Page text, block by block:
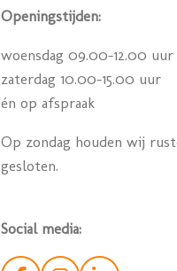
Openingstijden:
woensdag 09.00-12.00 uur
zaterdag 10.00-15.00 uur
én op afspraak
Op zondag houden wij
gesloten.
Social media: